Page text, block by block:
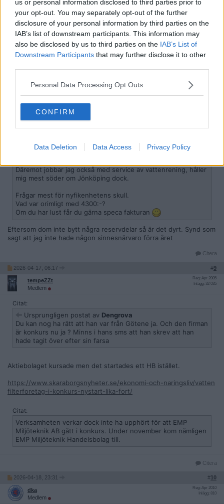
us or personal information disclosed to third parties prior to
your opt-out. You may separately opt-out of the further
disclosure of your personal information by third parties on the
IAB’s list of downstream participants. This information may
also be disclosed by us to third parties on the IAB’s List of
Downstream Participants that may further disclose it to other
Personal Data Processing Opt Outs
CONFIRM
Data Deletion Data Access Privacy Policy
Citat:
Ursprungligen postat avtempeZZt
Säker på att det just var Skövde? Det kan inte handla om
EMP i Götene? Det är ju bara fyra mil dit.
Du kan nog ha rätt att han var från Götene ja. Och den firman är
konkurs nu ja ? Minns i hans sms att han skrev att han hade tagit
2026-04-17, 06:11
Dengrova
Ursprungligen postat av dka
Vet tyvärr inte vem det är från Skövde.
Däremot jobbar jag också med service av vattenrening, håller
mig mest söder om Jönköping dock.
Frågar mest för nyfikenhetens skull.
Vad var orimligt med 4300:-?
Om du har lust får du gärna speca fakturan
Eftersom dom inte bytt några reservdelar så är det dyrt. Synd som
sagt att jag inte hade någon sinnesnärvaro förra året
Citera
2026-04-17, 06:17 #9
tempeZZt
Medlem
Reg: Apr 2005
Inlägg: 32 035
Citat:
Ursprungligen postat av Dengrova
Du kan nog ha rätt att han var från Götene ja. Och den firman
är konkurs nu ja ? Minns i hans sms att han skrev att han
hade tagit över efter sin farsa
Aktiebolaget kursade men det startades ett HB istället.
https://www.skaraborgsnyheter.se/ekonomi-och-naringsliv/vatten
filterforetag-i-konkurs-nystart-lika-fort/
Citat:
Verksamheten verkar dock inte ha upphört för att EMP
Miljöteknik AB gått i konkurs. Under november kom nämligen
EMP Miljöteknik Handelsbolag till.
Citera
2026-04-18, 23:31 #10
dka
Medlem
Reg: Apr 2010
Inlägg: 810